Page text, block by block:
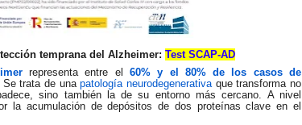
temprana del Alzheimer: Test SCAP-AD
representa entre el60% y el 80% de los casos de
trata de unapatología neurodegenerativaque transforma no
sino también la de su entorno más cercano. A nivel
la acumulación de depósitos de dos proteínas clave en el